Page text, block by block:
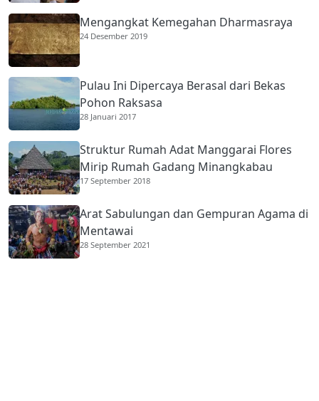
Mengangkat Kemegahan Dharmasraya
24 Desember 2019
Pulau Ini Dipercaya Berasal dari Bekas
Pohon Raksasa
28 Januari 2017
Struktur Rumah Adat Manggarai Flores
Mirip Rumah Gadang Minangkabau
17 September 2018
Arat Sabulungan dan Gempuran Agama di
Mentawai
28 September 2021